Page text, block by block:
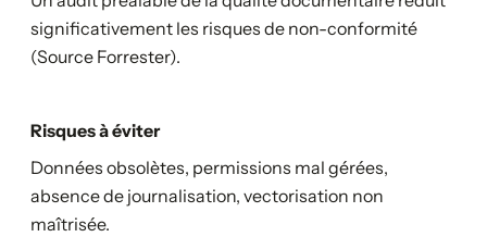
significativement les risques de non-conformité
(Source Forrester).
Risques à éviter
Données obsolètes, permissions mal gérées,
absence de journalisation, vectorisation non
maîtrisée.